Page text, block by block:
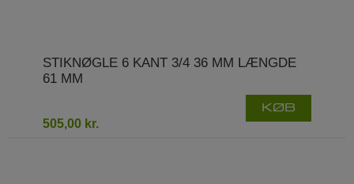
STIKNØGLE 6 KANT 3/4 36 MM LÆNGDE
61 MM
505,00 kr.
KØB